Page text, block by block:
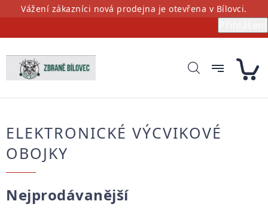
PřejítVážení zákazníci nová prodejna je otevřena v Bílovci.
ELEKTRONICKÉ VÝCVIKOVÉ
OBOJKY
Nejprodávanější